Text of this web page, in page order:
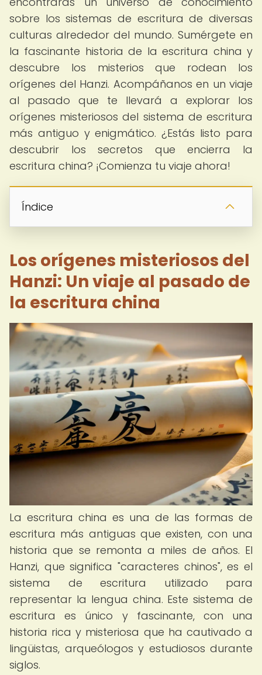
sobre los sistemas de escritura de diversas
culturas alrededor del mundo. Sumérgete en
la fascinante historia de la escritura china y
descubre los misterios que rodean los
orígenes del Hanzi. Acompáñanos en un viaje
al pasado que te llevará a explorar los
orígenes misteriosos del sistema de escritura
más antiguo y enigmático. ¿Estás listo para
descubrir los secretos que encierra la
escritura china? ¡Comienza tu viaje ahora!
Índice
Los orígenes misteriosos del
Hanzi: Un viaje al pasado de
la escritura china
La escritura china es una de las formas de
escritura más antiguas que existen, con una
historia que se remonta a miles de años. El
Hanzi, que significa "caracteres chinos", es el
sistema de escritura utilizado para
representar la lengua china. Este sistema de
escritura es único y fascinante, con una
historia rica y misteriosa que ha cautivado a
lingüistas, arqueólogos y estudiosos durante
siglos.